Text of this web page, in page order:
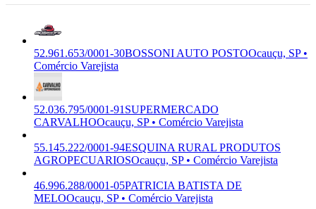
52.961.653/0001-30BOSSONI AUTO POSTOOcauçu, SP •
Comércio Varejista
52.036.795/0001-91 SUPERMERCADO
CARVALHOOcauçu, SP • Comércio Varejista
55.145.222/0001-94ESQUINA RURAL PRODUTOS
AGROPECUARIOSOcauçu, SP • Comércio Varejista
46.996.288/0001-05PATRICIA BATISTA DE
MELOOcauçu, SP • Comércio Varejista